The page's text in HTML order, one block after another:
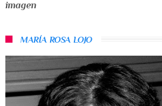
imagen
MARÍA ROSA LOJO